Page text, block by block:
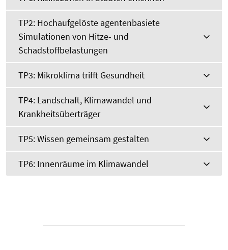
TP2: Hochaufgelöste agentenbasiete
Simulationen von Hitze- und
Schadstoffbelastungen
TP3: Mikroklima trifft Gesundheit
TP4: Landschaft, Klimawandel und
Krankheitsüberträger
TP5: Wissen gemeinsam gestalten
TP6: Innenräume im Klimawandel